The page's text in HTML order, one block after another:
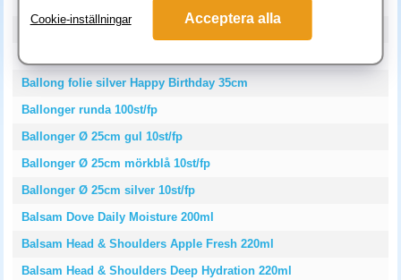
Balansstol Polo S 54-73cm mörkgrå
Ballong folie silver Happy Birthday 35cm
Ballonger runda 100st/fp
Ballonger Ø 25cm gul 10st/fp
Ballonger Ø 25cm mörkblå 10st/fp
Ballonger Ø 25cm silver 10st/fp
Balsam Dove Daily Moisture 200ml
Balsam Head & Shoulders Apple Fresh 220ml
Balsam Head & Shoulders Deep Hydration 220ml
Cookie-inställningar Acceptera alla